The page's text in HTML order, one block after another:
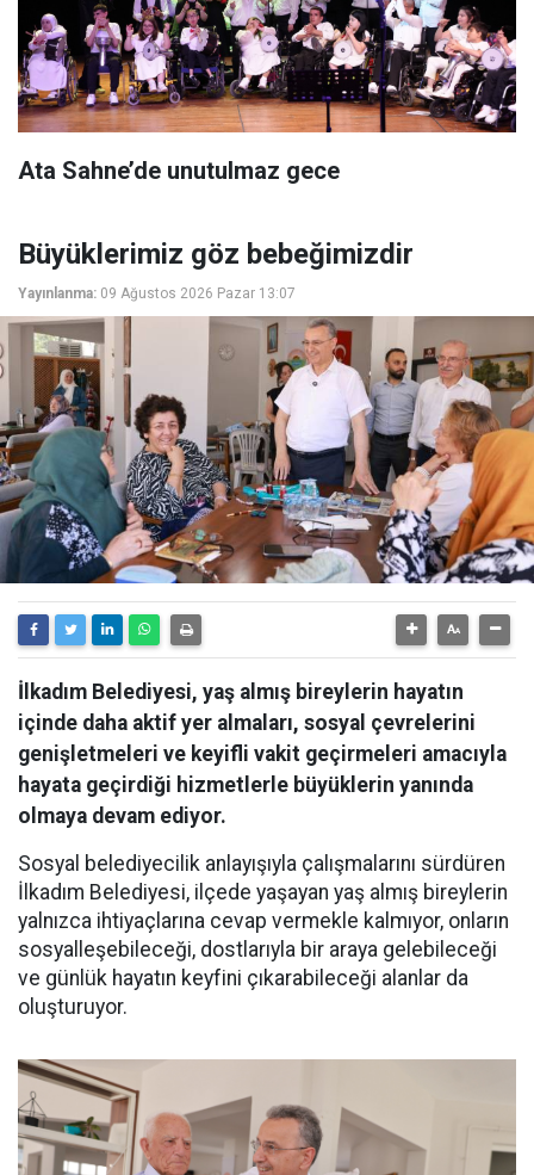
Ata Sahne’de unutulmaz gece
Büyüklerimiz göz bebeğimizdir
Yayınlanma: 09 Ağustos 2026 Pazar 13:07
İlkadım Belediyesi, yaş almış bireylerin hayatın
içinde daha aktif yer almaları, sosyal çevrelerini
genişletmeleri ve keyifli vakit geçirmeleri amacıyla
hayata geçirdiği hizmetlerle büyüklerin yanında
olmaya devam ediyor.
Sosyal belediyecilik anlayışıyla çalışmalarını sürdüren
İlkadım Belediyesi, ilçede yaşayan yaş almış bireylerin
yalnızca ihtiyaçlarına cevap vermekle kalmıyor, onların
sosyalleşebileceği, dostlarıyla bir araya gelebileceği
ve günlük hayatın keyfini çıkarabileceği alanlar da
oluşturuyor.